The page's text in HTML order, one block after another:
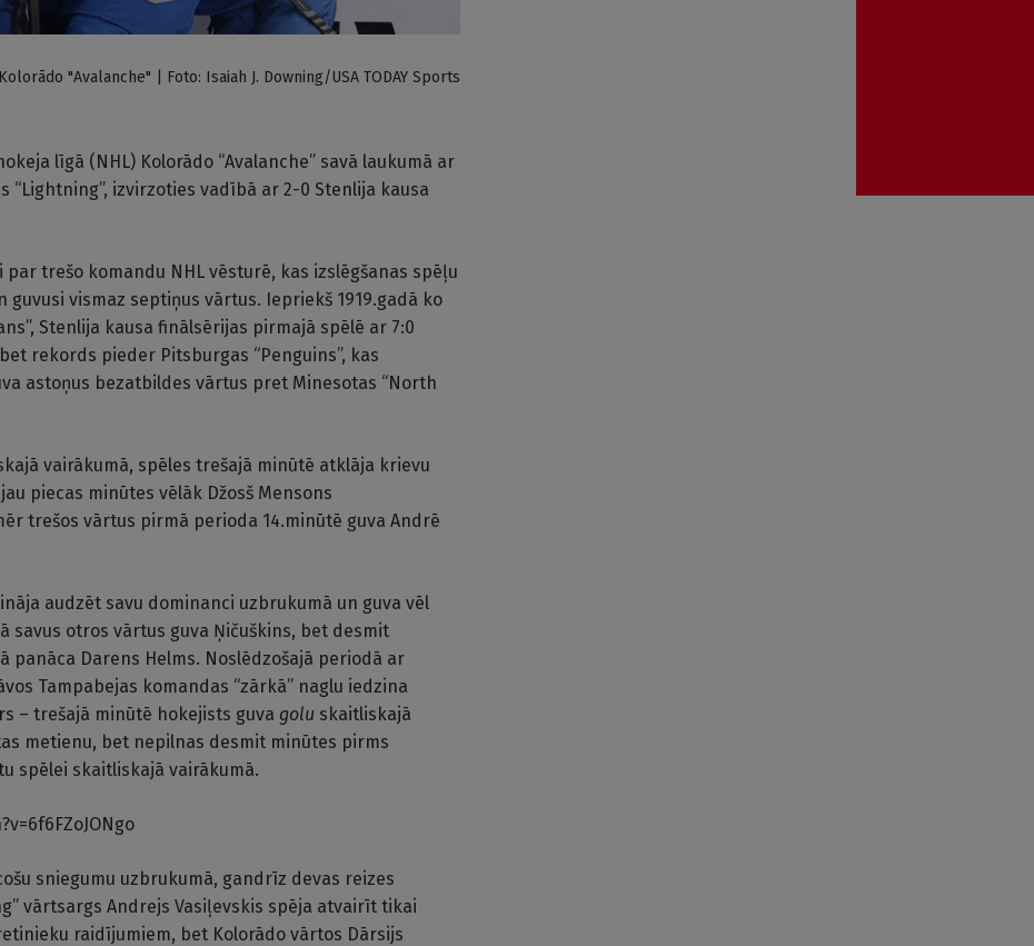
Kolorādo "Avalanche" | Foto: Isaiah J. Downing/USA TODAY Sports
līgā (NHL) Kolorādo “Avalanche” savā laukumā ar
“Lightning”, izvirzoties vadībā ar 2-0 Stenlija kausa
par trešo komandu NHL vēsturē, kas izslēgšanas spēļu
guvusi vismaz septiņus vārtus. Iepriekš 1919.gadā ko
Stenlija kausa finālsērijas pirmajā spēlē ar 7:0
rekords pieder Pitsburgas “Penguins”, kas
astoņus bezatbildes vārtus pret Minesotas “North
vairākumā, spēles trešajā minūtē atklāja krievu
piecas minūtes vēlāk Džosš Mensons
trešos vārtus pirmā perioda 14.minūtē guva Andrē
audzēt savu dominanci uzbrukumā un guva vēl
savus otros vārtus guva Ņičuškins, bet desmit
panāca Darens Helms. Noslēdzošajā periodā ar
Tampabejas komandas “zārkā” naglu iedzina
– trešajā minūtē hokejists guva golu skaitliskajā
metienu, bet nepilnas desmit minūtes pirms
spēlei skaitliskajā vairākumā.
sniegumu uzbrukumā, gandrīz devas reizes
vārtsargs Andrejs Vasiļevskis spēja atvairīt tikai
raidījumiem, bet Kolorādo vārtos Dārsijs